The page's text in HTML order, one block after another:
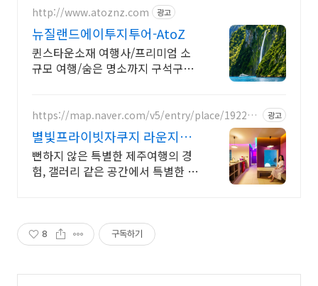
http://www.atoznz.com 광고
뉴질랜드에이투지투어-AtoZ
퀸스타운소재 여행사/프리미엄 소
규모 여행/숨은 명소까지 구석구석
https://map.naver.com/v5/entry/place/192206
광고
별빛프라이빗자쿠지 라운지독
채 사진보다 더좋아요. 찐 리뷰
뻔하지 않은 특별한 제주여행의 경
험, 갤러리 같은 공간에서 특별한 가
8 구독하기